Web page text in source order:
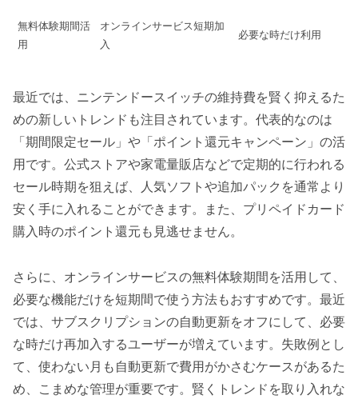
無料体験期間活
用
オンラインサービス短期加
入
必要な時だけ利用
最近では、ニンテンドースイッチの維持費を賢く抑えるた
めの新しいトレンドも注目されています。代表的なのは
「期間限定セール」や「ポイント還元キャンペーン」の活
用です。公式ストアや家電量販店などで定期的に行われる
セール時期を狙えば、人気ソフトや追加パックを通常より
安く手に入れることができます。また、プリペイドカード
購入時のポイント還元も見逃せません。
さらに、オンラインサービスの無料体験期間を活用して、
必要な機能だけを短期間で使う方法もおすすめです。最近
では、サブスクリプションの自動更新をオフにして、必要
な時だけ再加入するユーザーが増えています。失敗例とし
て、使わない月も自動更新で費用がかさむケースがあるた
め、こまめな管理が重要です。賢くトレンドを取り入れな